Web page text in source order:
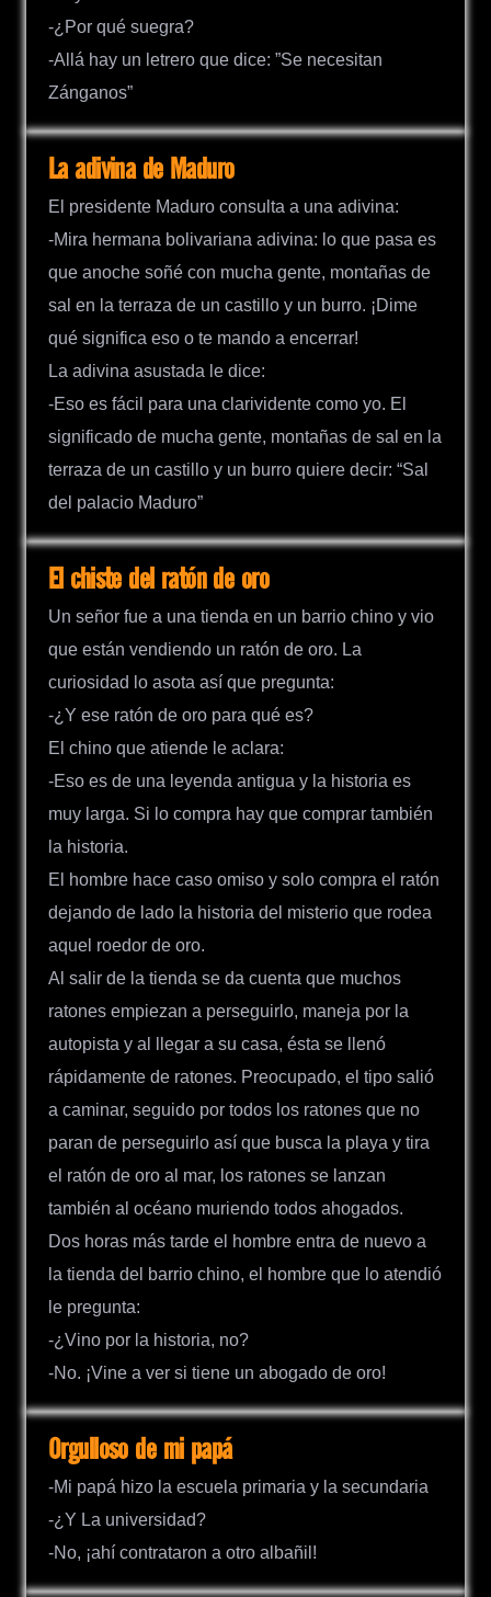
-¿Por qué suegra?
-Allá hay un letrero que dice: ”Se necesitan
Zánganos”
La adivina de Maduro
El presidente Maduro consulta a una adivina:
-Mira hermana bolivariana adivina: lo que pasa es
que anoche soñé con mucha gente, montañas de
sal en la terraza de un castillo y un burro. ¡Dime
qué significa eso o te mando a encerrar!
La adivina asustada le dice:
-Eso es fácil para una clarividente como yo. El
significado de mucha gente, montañas de sal en la
terraza de un castillo y un burro quiere decir: “Sal
del palacio Maduro”
El chiste del ratón de oro
Un señor fue a una tienda en un barrio chino y vio
que están vendiendo un ratón de oro. La
curiosidad lo asota así que pregunta:
-¿Y ese ratón de oro para qué es?
El chino que atiende le aclara:
-Eso es de una leyenda antigua y la historia es
muy larga. Si lo compra hay que comprar también
la historia.
El hombre hace caso omiso y solo compra el ratón
dejando de lado la historia del misterio que rodea
aquel roedor de oro.
Al salir de la tienda se da cuenta que muchos
ratones empiezan a perseguirlo, maneja por la
autopista y al llegar a su casa, ésta se llenó
rápidamente de ratones. Preocupado, el tipo salió
a caminar, seguido por todos los ratones que no
paran de perseguirlo así que busca la playa y tira
el ratón de oro al mar, los ratones se lanzan
también al océano muriendo todos ahogados.
Dos horas más tarde el hombre entra de nuevo a
la tienda del barrio chino, el hombre que lo atendió
le pregunta:
-¿Vino por la historia, no?
-No. ¡Vine a ver si tiene un abogado de oro!
Orgulloso de mi papá
-Mi papá hizo la escuela primaria y la secundaria
-¿Y La universidad?
-No, ¡ahí contrataron a otro albañil!